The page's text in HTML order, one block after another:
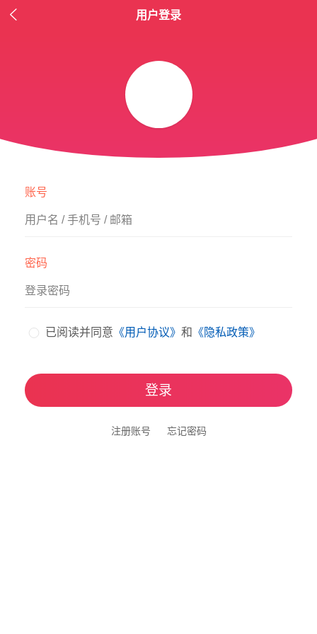
 用户登录
账号
用户名 / 手机号 / 邮箱
密码
登录密码
已阅读并同意 《用户协议》 和 《隐私政策》
登录
注册账号 忘记密码